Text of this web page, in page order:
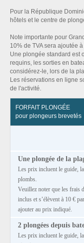
Pour la République
hôtels et le centre de
Note importante pour
10% de TVA sera ajoutée
Une plongée standard est
requins, les sorties en
considérez-le, lors de la
Les réservations en ligne
de l'activité.
FORFAIT PLONGÉE
pour plongeurs brevetés
Une plongée de la
Les prix incluent le guide,
plombs.
Veuillez noter que les frais
inclus et s’élèvent à 10 €
ajouter au prix indiqué.
2 plongées depuis
Les prix incluent le guide,